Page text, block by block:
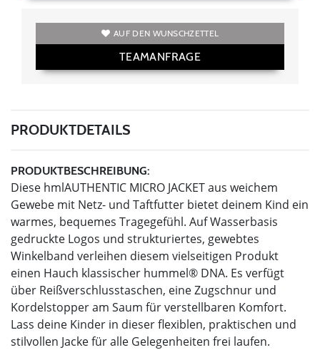
AUF DEN WUNSCHZETTEL
TEAMANFRAGE
PRODUKTDETAILS
PRODUKTBESCHREIBUNG:
Diese hmlAUTHENTIC MICRO JACKET aus weichem
Gewebe mit Netz- und Taftfutter bietet deinem Kind ein
warmes, bequemes Tragegefühl. Auf Wasserbasis
gedruckte Logos und strukturiertes, gewebtes
Winkelband verleihen diesem vielseitigen Produkt
einen Hauch klassischer hummel® DNA. Es verfügt
über Reißverschlusstaschen, eine Zugschnur und
Kordelstopper am Saum für verstellbaren Komfort.
Lass deine Kinder in dieser flexiblen, praktischen und
stilvollen Jacke für alle Gelegenheiten frei laufen.